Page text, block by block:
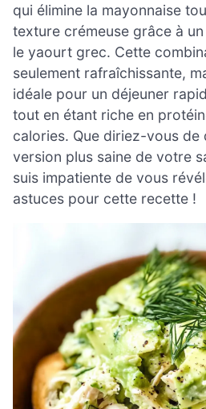
qui élimine la mayonnaise
texture crémeuse grâce à
le yaourt grec. Cette
seulement rafraîchissante,
idéale pour un déjeuner
tout en étant riche en
calories. Que diriez-vous de
version plus saine de votre
suis impatiente de vous
astuces pour cette recette !